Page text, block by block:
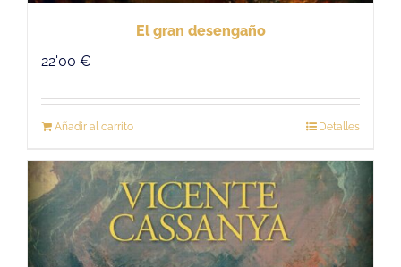
El gran desengaño
22'00 €
Añadir al carrito Detalles